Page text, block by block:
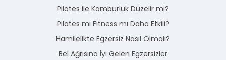
Pilates ile Kamburluk Düzelir mi?
Pilates mi Fitness mı Daha Etkili?
Hamilelikte Egzersiz Nasıl Olmalı?
Bel Ağrısına İyi Gelen Egzersizler